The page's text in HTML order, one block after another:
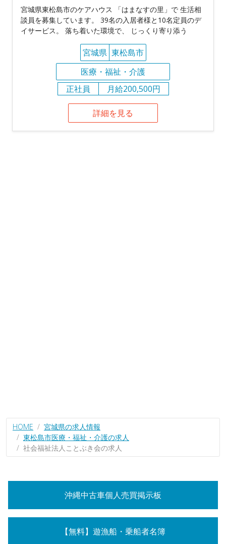
宮城県東松島市のケアハウス 「はまなすの里」で 生活相
談員を募集しています。 39名の入居者様と10名定員のデ
イサービス。 落ち着いた環境で、 じっくり寄り添う
宮城県 東松島市
医療・福祉・介護
正社員
月給200,500円
詳細を見る
HOME
宮城県の求人情報
東松島市医療・福祉・介護の求人
社会福祉法人ことぶき会の求人
沖縄中古車個人売買掲示板
【無料】遊漁船・乗船者名簿